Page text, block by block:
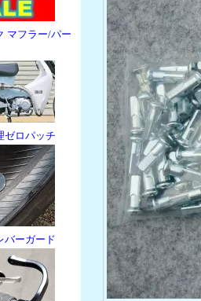
マフラー/パー
ロパッチ
ーガード